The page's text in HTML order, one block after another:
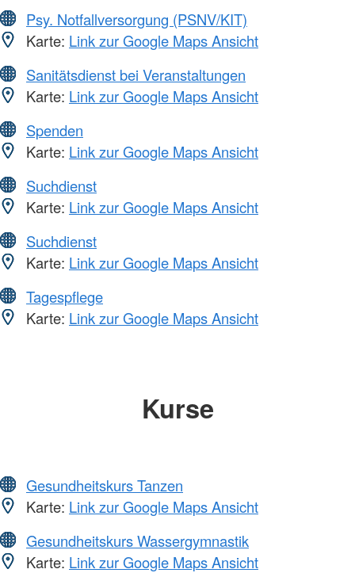
Psy. Notfallversorgung (PSNV/KIT)
Karte: Link zur Google Maps Ansicht
Sanitätsdienst bei Veranstaltungen
Karte: Link zur Google Maps Ansicht
Spenden
Karte: Link zur Google Maps Ansicht
Suchdienst
Karte: Link zur Google Maps Ansicht
Suchdienst
Karte: Link zur Google Maps Ansicht
Tagespflege
Karte: Link zur Google Maps Ansicht
Kurse
Gesundheitskurs Tanzen
Karte: Link zur Google Maps Ansicht
Gesundheitskurs Wassergymnastik
Karte: Link zur Google Maps Ansicht